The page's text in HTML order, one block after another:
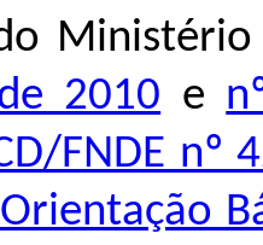
2010 e
FNDE